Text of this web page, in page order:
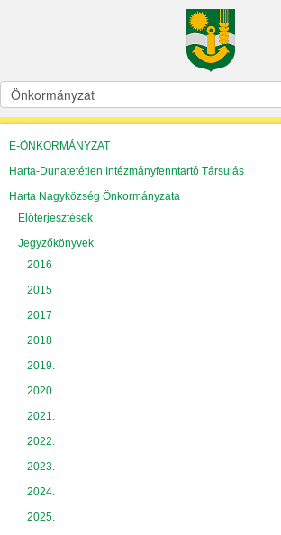
E-ÖNKORMÁNYZAT
Harta-Dunatetétlen Intézmányfenntartó Társulás
Harta Nagyközség Önkormányzata
Előterjesztések
Jegyzőkönyvek
2016
2015
2017
2018
2019.
2020.
2021.
2022.
2023.
2024.
2025.